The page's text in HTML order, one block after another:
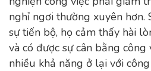
nghỉ ngơi thường xuyên hơn.
sự tiến bộ, họ cảm thấy hài
và có được sự cân bằng công
nhiều khả năng ở lại với